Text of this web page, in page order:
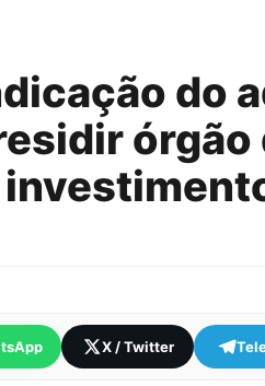
do
órgão
X / Twitter